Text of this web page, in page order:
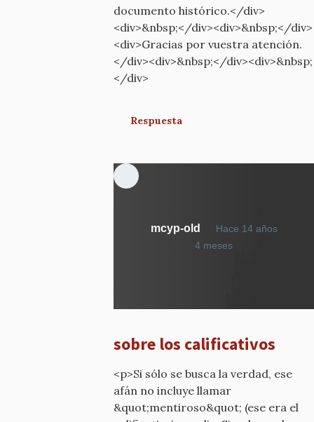
documento histórico.</div>
<div>&nbsp;</div><div>&nbsp;</div>
<div>Gracias por vuestra atención.
</div><div>&nbsp;</div><div>&nbsp;
</div>
Respuesta
mcyp-old
Hace 14 años
4 meses
calificativo
dicho?
mcyp-
sobre los calificativos
<p>Si sólo se busca la verdad, ese
afán no incluye llamar
&quot;mentiroso&quot; (ese era el